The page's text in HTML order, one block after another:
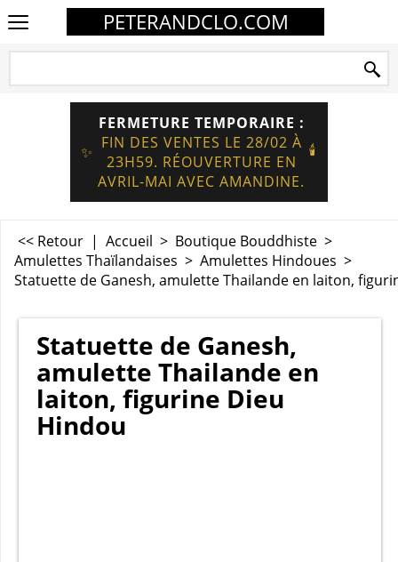
PETERANDCLO.COM
✨
FERMETURE TEMPORAIRE :
FIN DES VENTES LE 28/02 À
23H59. RÉOUVERTURE EN
AVRIL-MAI AVEC AMANDINE.
🕯️
<< Retour | Accueil > Boutique Bouddhiste >
Amulettes Thaïlandaises > Amulettes Hindoues >
Statuette de Ganesh, amulette Thailande en laiton,
Statuette de Ganesh,
amulette Thailande en
laiton, figurine Dieu
Hindou